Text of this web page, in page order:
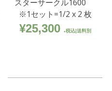
スターサークル1600
※1セット=1/2 x 2 枚
¥25,300 税込|送料別